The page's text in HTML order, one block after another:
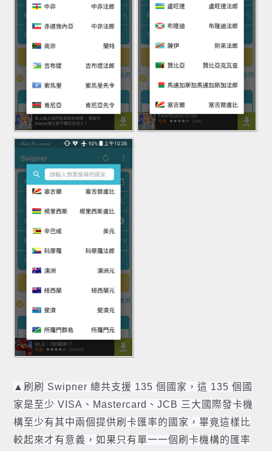
▲ 刷刷 Swipner 總共支援 135 個國家，這 135 個國
家是至少 VISA、Mastercard、JCB 三大國際發卡機
構至少有其中兩個提供刷卡匯率的國家，畢竟這樣比
較起來才有意義，如果只有單一一個刷卡機構的匯率